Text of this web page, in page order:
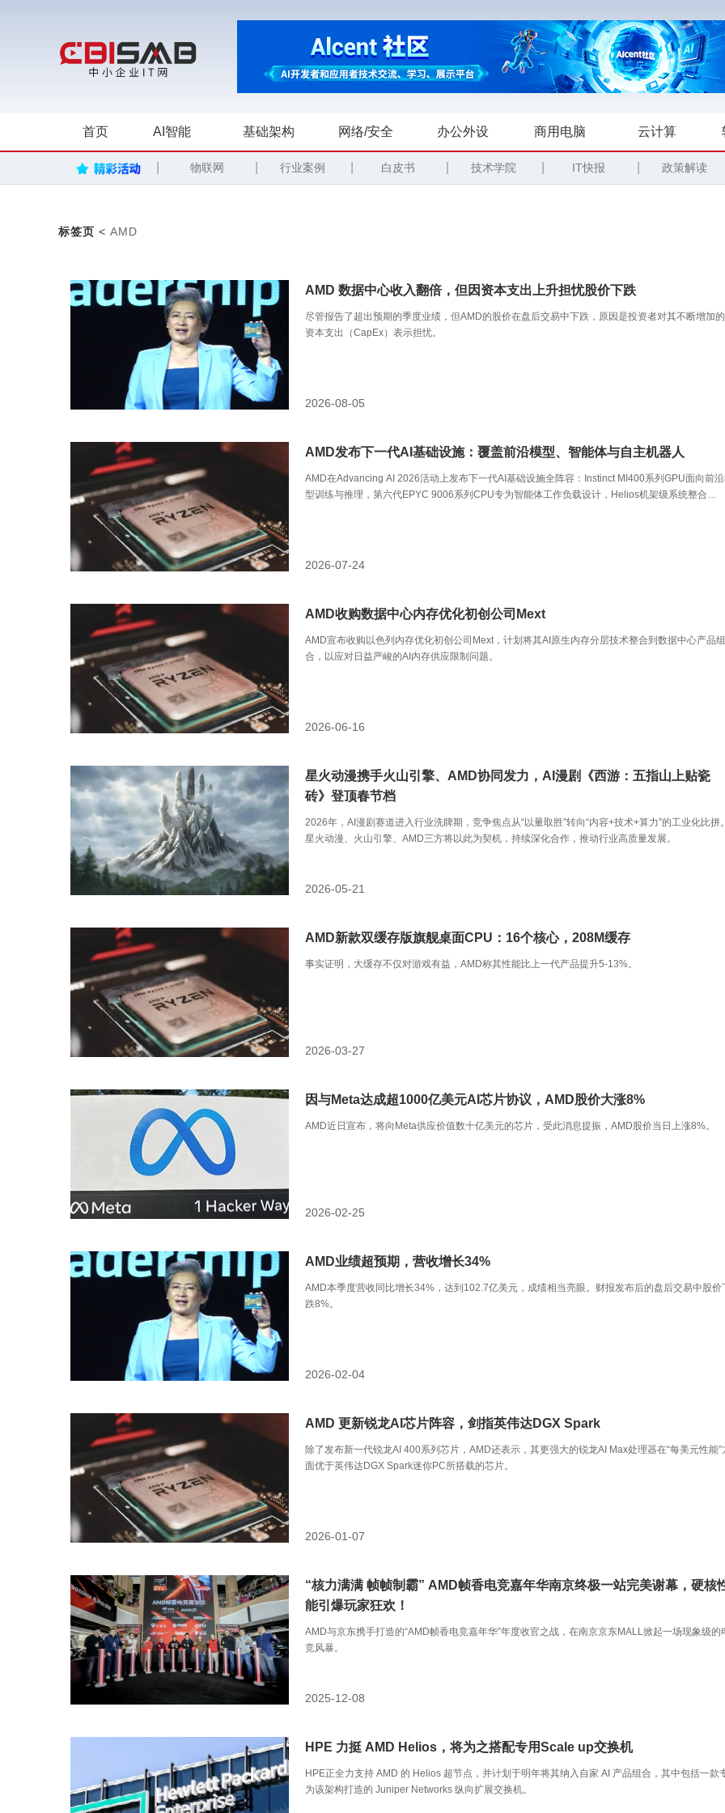
首页 AI智能 基础架构 网络/安全 办公外设 商用电脑 云计算
物联网 行业案例 白皮书 技术学院 IT快报 政策解读
标签页 < AMD
AMD 数据中心收入翻倍，但因资本支出上升担忧股价下跌
尽管报告了超出预期的季度业绩，但AMD的股价在盘后交易中下跌，原因是投资者对其不断增加的
资本支出（CapEx）表示担忧。
2026-08-05
AMD发布下一代AI基础设施：覆盖前沿模型、智能体与自主机器人
AMD在Advancing AI 2026活动上发布下一代AI基础设施全阵容：Instinct MI400系列GPU面向前
型训练与推理，第六代EPYC 9006系列CPU专为智能体工作负载设计，Helios机架级系统整合
2026-07-24
AMD收购数据中心内存优化初创公司Mext
AMD宣布收购以色列内存优化初创公司Mext，计划将其AI原生内存分层技术整合到数据中心产品组
合，以应对日益严峻的AI内存供应限制问题。
2026-06-16
星火动漫携手火山引擎、AMD协同发力，AI漫剧《西游：五指山上贴瓷
砖》登顶春节档
2026年，AI漫剧赛道进入行业洗牌期，竞争焦点从“以量取胜”转向“内容+技术+算力”的工业化比拼
星火动漫、火山引擎、AMD三方将以此为契机，持续深化合作，推动行业高质量发展。
2026-05-21
AMD新款双缓存版旗舰桌面CPU：16个核心，208M缓存
事实证明，大缓存不仅对游戏有益，AMD称其性能比上一代产品提升5-13%。
2026-03-27
因与Meta达成超1000亿美元AI芯片协议，AMD股价大涨8%
AMD近日宣布，将向Meta供应价值数十亿美元的芯片，受此消息提振，AMD股价当日上涨8%。
2026-02-25
AMD业绩超预期，营收增长34%
AMD本季度营收同比增长34%，达到102.7亿美元，成绩相当亮眼。财报发布后的盘后交易中股价
跌8%。
2026-02-04
AMD 更新锐龙AI芯片阵容，剑指英伟达DGX Spark
除了发布新一代锐龙AI 400系列芯片，AMD还表示，其更强大的锐龙AI Max处理器在“每美元性能”
面优于英伟达DGX Spark迷你PC所搭载的芯片。
2026-01-07
“核力满满 帧帧制霸” AMD帧香电竞嘉年华南京终极一站完美谢幕，硬核
能引爆玩家狂欢！
AMD与京东携手打造的“AMD帧香电竞嘉年华”年度收官之战，在南京京东MALL掀起一场现象级的
竞风暴。
2025-12-08
HPE 力挺 AMD Helios，将为之搭配专用Scale up交换机
HPE正全力支持 AMD 的 Helios 超节点，并计划于明年将其纳入自家 AI 产品组合，其中包括一款
为该架构打造的 Juniper Networks 纵向扩展交换机。